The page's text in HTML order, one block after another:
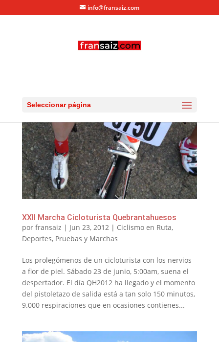
info@fransaiz.com
Seleccionar página
XXII Marcha Cicloturista Quebrantahuesos
por fransaiz | Jun 23, 2012 | Ciclismo en Ruta,
Deportes, Pruebas y Marchas
Los prolegómenos de un cicloturista con los nervios
a flor de piel. Sábado 23 de junio, 5:00am, suena el
despertador. El día QH2012 ha llegado y el momento
del pistoletazo de salida está a tan solo 150 minutos,
9.000 respiraciones que en ocasiones contienes...